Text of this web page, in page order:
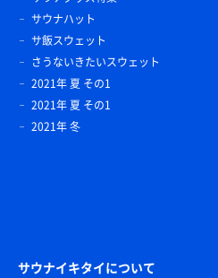
サウナハット
サ飯スウェット
さうないきたいスウェット
2021年 夏 その1
2021年 夏 その1
2021年 冬
サウナイキタイについて